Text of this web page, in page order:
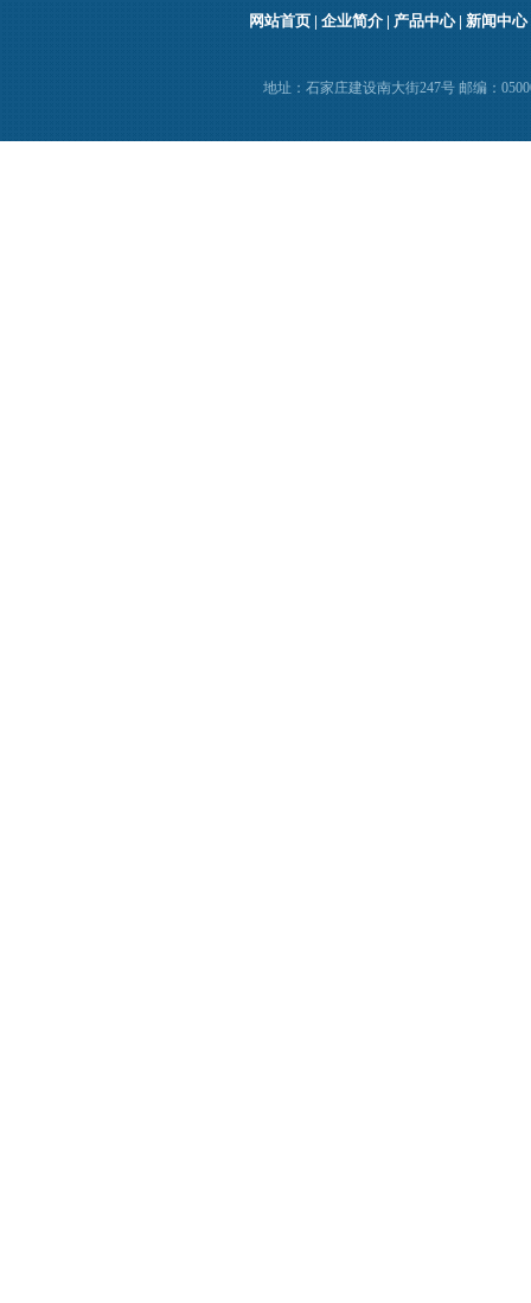
网站首页| 企业简介| 产品中心| 新闻中心
地址：石家庄建设南大街247号 邮编：